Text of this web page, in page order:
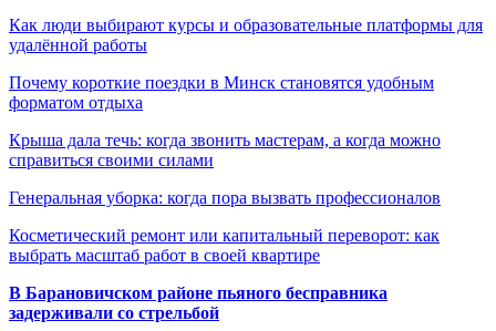
Как люди выбирают курсы и образовательные платформы для
удалённой работы
Почему короткие поездки в Минск становятся удобным
форматом отдыха
Крыша дала течь: когда звонить мастерам, а когда можно
справиться своими силами
Генеральная уборка: когда пора вызвать профессионалов
Косметический ремонт или капитальный переворот: как
выбрать масштаб работ в своей квартире
В Барановичском районе пьяного бесправника
задерживали со стрельбой